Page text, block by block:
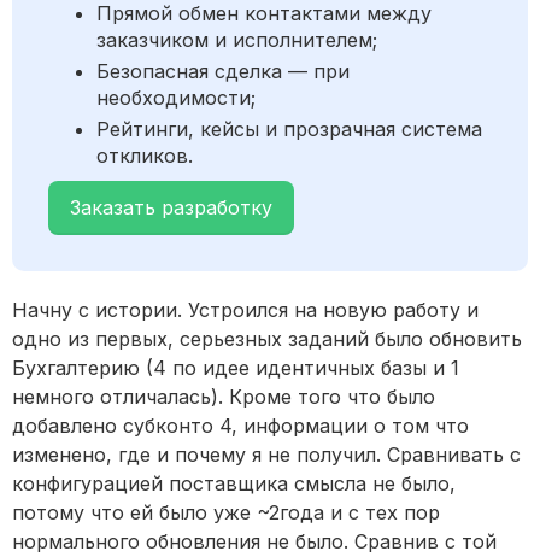
Прямой обмен контактами между
заказчиком и исполнителем;
Безопасная сделка — при
необходимости;
Рейтинги, кейсы и прозрачная система
откликов.
Заказать разработку
Начну с истории. Устроился на новую работу и
одно из первых, серьезных заданий было обновить
Бухгалтерию (4 по идее идентичных базы и 1
немного отличалась). Кроме того что было
добавлено субконто 4, информации о том что
изменено, где и почему я не получил. Сравнивать с
конфигурацией поставщика смысла не было,
потому что ей было уже ~2года и с тех пор
нормального обновления не было. Сравнив с той